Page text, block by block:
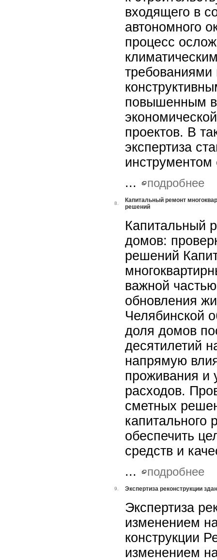
входящего в
автономного
процесс
повышенным
проектов. В
экспертиза
инструментом
...
подробнее
8.
Капитальный ремонт
решений
Капитальный
домов:
решений
важной
обновления
Челябинской
доля домов
десятилетий
напрямую
проживания и
расходов.
сметных
капитального
обеспечить
средств и
...
подробнее
9. Экспертиза реконструкции
Экспертиза
изменением
конструкции
изменением